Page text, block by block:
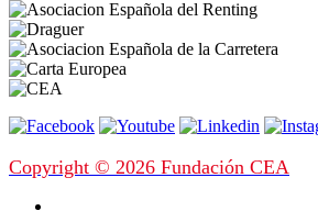
Copyright © 2026 Fundación CEA